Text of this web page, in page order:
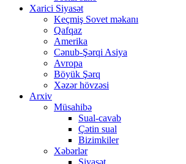
Xarici Siyasət
Keçmiş Sovet məkanı
Qafqaz
Amerika
Cənub-Şərqi Asiya
Avropa
Böyük Şərq
Xəzər hövzəsi
Arxiv
Müsahibə
Sual-cavab
Çətin sual
Bizimkiler
Xəbərlər
Siyasət